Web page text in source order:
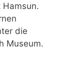
Hamsun.
die
Museum.